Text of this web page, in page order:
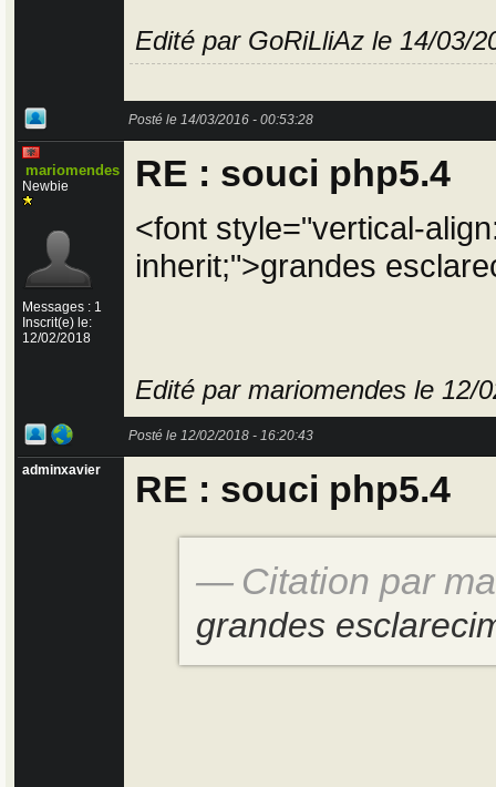
Edité par GoRiLliAz le 14/03/
Posté le 14/03/2016 - 00:53:28
mariomendes
Newbie
Messages : 1
Inscrit(e) le:
12/02/2018
RE : souci php5.4
<font style="vertical-
inherit;">grandes
Edité par mariomendes le 12/
Posté le 12/02/2018 - 16:20:43
adminxavier RE : souci php5.4
Citation par
grandes